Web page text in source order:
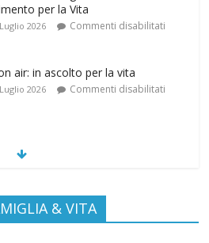
air: in ascolto per la vita
2026 Commenti disabilitati
Luglio 2026
nominato Membro della
of Honor Prenatal Sciences 2026”
2026 Commenti disabilitati
& VITA